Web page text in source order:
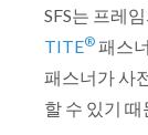
SFS는 프레
TITE® 패스
패스너가 사
할 수 있기